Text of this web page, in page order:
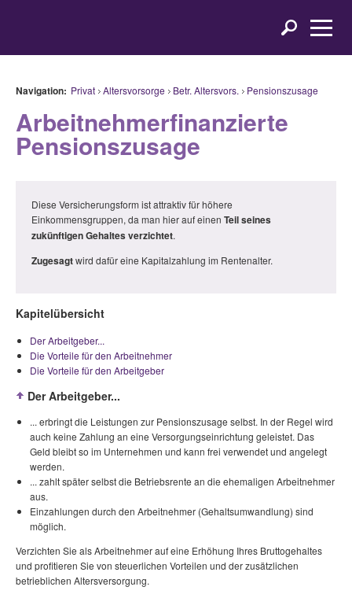
Navigation: Privat Altersvorsorge Betr. Altersvors. Pensionszusage
Arbeitnehmerfinanzierte
Pensionszusage
Diese Versicherungsform ist attraktiv für höhere
Einkommensgruppen, da man hier auf einen Teil seines
zukünftigen Gehaltes verzichtet.
Zugesagtwird dafür eine Kapitalzahlung im Rentenalter.
Kapitelübersicht
Der Arbeitgeber...
Die Vorteile für den Arbeitnehmer
Die Vorteile für den Arbeitgeber
Der Arbeitgeber...
... erbringt die Leistungen zur Pensionszusage selbst. In der Regel wird
auch keine Zahlung an eine Versorgungseinrichtung geleistet. Das
Geld bleibt so im Unternehmen und kann frei verwendet und angelegt
werden.
... zahlt später selbst die Betriebsrente an die ehemaligen Arbeitnehmer
aus.
Einzahlungen durch den Arbeitnehmer (Gehaltsumwandlung) sind
möglich.
Verzichten Sie als Arbeitnehmer auf eine Erhöhung Ihres Bruttogehaltes
und profitieren Sie von steuerlichen Vorteilen und der zusätzlichen
betrieblichen Altersversorgung.